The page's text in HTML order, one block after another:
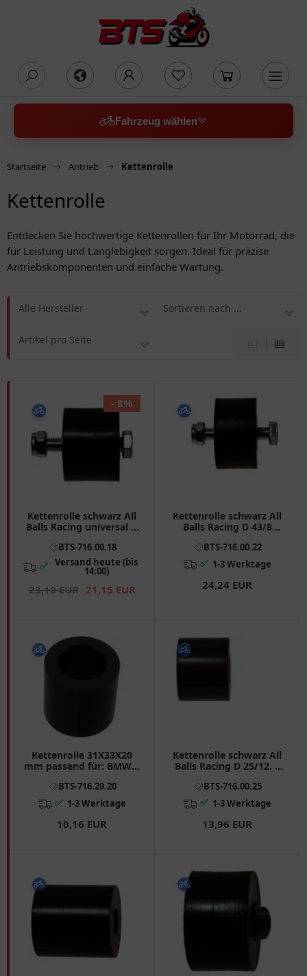
Fahrzeug wählen
Startseite Antrieb Kettenrolle
Kettenrolle
Entdecken Sie hochwertige Kettenrollen für Ihr Motorrad, die
für Leistung und Langlebigkeit sorgen. Ideal für präzise
Antriebskomponenten und einfache Wartung.
Alle Hersteller Sortieren nach ...
Artikel pro Seite
Kettenrolle schwarz All
Balls Racing universal D
für: Kawasaki KX, KEF,
KDX
BTS-716.00.18
✅ Versand heute (bis
14:00)
23,10 EUR 21,15 EUR
- 8%
Kettenrolle schwarz All
Balls Racing D 43/8
Honda CRF, CR
BTS-716.00.22
✅ 1-3 Werktage
24,24 EUR
Kettenrolle 31X33X20
mm passend für: BMW F
BTS-716.29.20
✅ 1-3 Werktage
10,16 EUR
Kettenrolle schwarz All
Balls Racing D 25/12. 5
Honda CRF, CR
BTS-716.00.25
✅ 1-3 Werktage
13,96 EUR